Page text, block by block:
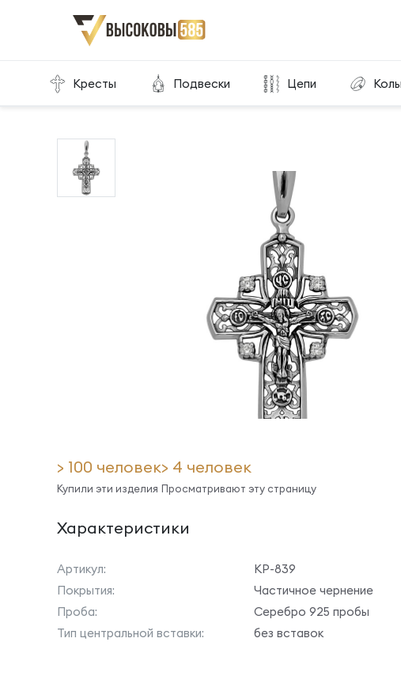
Кресты Подвески Цепи
Главная Склад готовой продукции Крест
> 100 человек
Купили эти изделия
> 4 человек
Просматривают эту страницу
Характеристики
Артикул:
КР-839
Покрытия:
Частичное чернение
Проба:
Серебро 925 пробы
Тип центральной вставки:
без вставок